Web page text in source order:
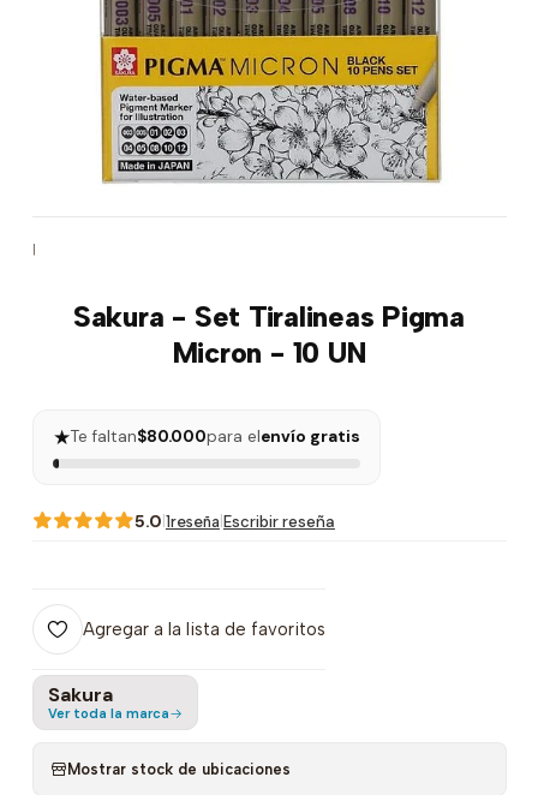
|
Sakura - Set Tiralineas Pigma
Micron - 10 UN
★Te faltan$80.000para elenvío gratis
5.0|1reseña|Escribir reseña
Agregar a la lista de favoritos
Sakura
Ver toda la marca
Mostrar stock de ubicaciones